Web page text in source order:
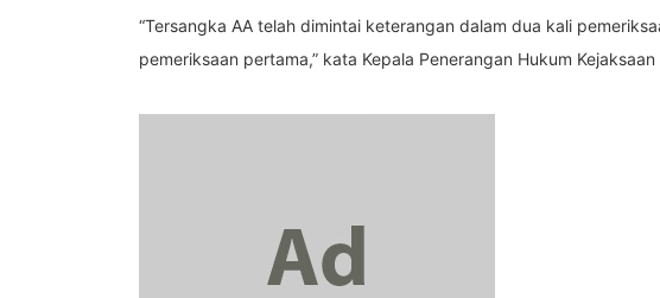
“Tersangka AA telah dimintai keterangan dalam dua kali
pemeriksaan pertama,” kata Kepala Penerangan Hukum